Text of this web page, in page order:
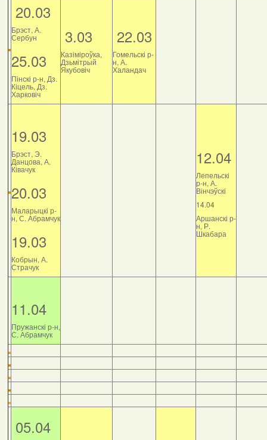
20.03
Брэст, А.
Сербун
25.03
Пінскі р-н, Дз.
Кіцель, Дз.
Харковіч
3.03
Казіміроўка,
Дзьмітрый
Якубовіч
22.03
Гомельскі р-
н, А.
Халандач
19.03
Брэст, Э.
Данцова, А.
Ківачук
20.03
Маларыцкі р-
н, С. Абрамчук
19.03
Кобрын, А.
Страчук
12.04
Лепельскі
р-н, А.
Вінчэўскі
14.04
Аршанскі р-
н, Р.
Шкабара
11.04
Пружанскі р-н,
С. Абрамчук
05.04